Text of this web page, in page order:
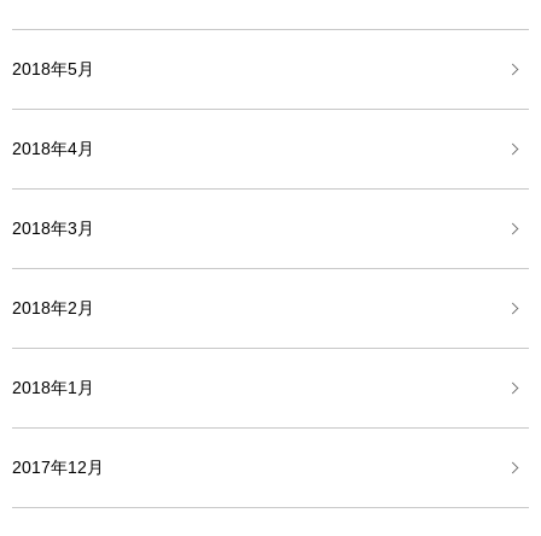
2018年5月
2018年4月
2018年3月
2018年2月
2018年1月
2017年12月